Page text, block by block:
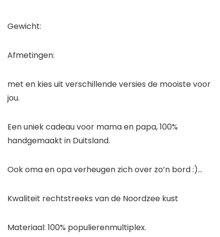
Gewicht:
Afmetingen:
met en kies uit verschillende versies de mooiste voor
jou.
Een uniek cadeau voor mama en papa, 100%
handgemaakt in Duitsland.
Ook oma en opa verheugen zich over zo’n bord :)…
Kwaliteit rechtstreeks van de Noordzee kust
Materiaal: 100% populierenmultiplex.